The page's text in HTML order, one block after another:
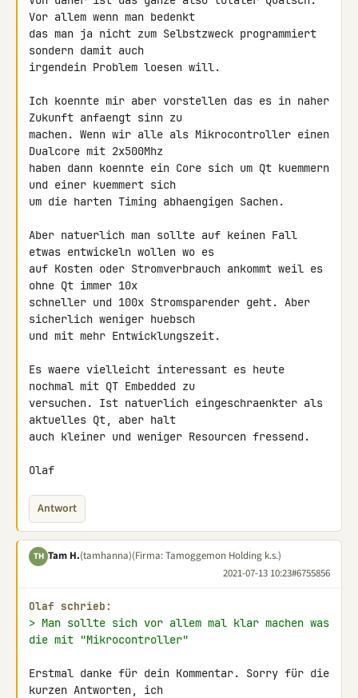
Vor allem wenn man bedenkt
das man ja nicht zum Selbstzweck programmiert
sondern damit auch
irgendein Problem loesen will.
Ich koennte mir aber vorstellen das es in naher
Zukunft anfaengt sinn zu
machen. Wenn wir alle als Mikrocontroller einen
Dualcore mit 2x500Mhz
haben dann koennte ein Core sich um Qt kuemmern
und einer kuemmert sich
um die harten Timing abhaengigen Sachen.
Aber natuerlich man sollte auf keinen Fall
etwas entwickeln wollen wo es
auf Kosten oder Stromverbrauch ankommt weil es
ohne Qt immer 10x
schneller und 100x Stromsparender geht. Aber
sicherlich weniger huebsch
und mit mehr Entwicklungszeit.
Es waere vielleicht interessant es heute
nochmal mit QT Embedded zu
versuchen. Ist natuerlich eingeschraenkter als
aktuelles Qt, aber halt
auch kleiner und weniger Resourcen fressend.
Olaf
Antwort
TH Tam H.(tamhanna)(Firma: Tamoggemon Holding k.s.)
2021-07-13 10:23#6755856
Olaf schrieb:
> Man sollte sich vor allem mal klar machen was
die mit "Mikrocontroller"
Erstmal danke für dein Kommentar. Sorry für die
kurzen Antworten, ich